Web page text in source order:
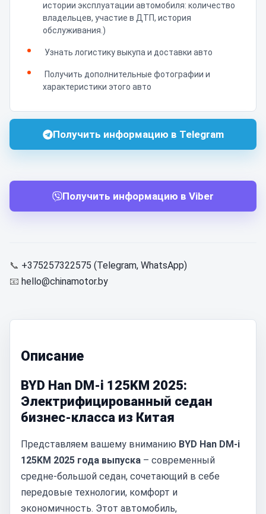
истории эксплуатации автомобиля: количество
владельцев, участие в ДТП, история
обслуживания.)
Узнать логистику выкупа и доставки авто
Получить дополнительные фотографии и
характеристики этого авто
Получить информацию в Telegram
Получить информацию в Viber
📞 +375257322575 (Telegram, WhatsApp)
📧 hello@chinamotor.by
Описание
BYD Han DM-i 125KM 2025:
Электрифицированный седан
бизнес-класса из Китая
Представляем вашему вниманию BYD Han DM-i
125KM 2025 года выпуска – современный
средне-большой седан, сочетающий в себе
передовые технологии, комфорт и
экономичность. Этот автомобиль,